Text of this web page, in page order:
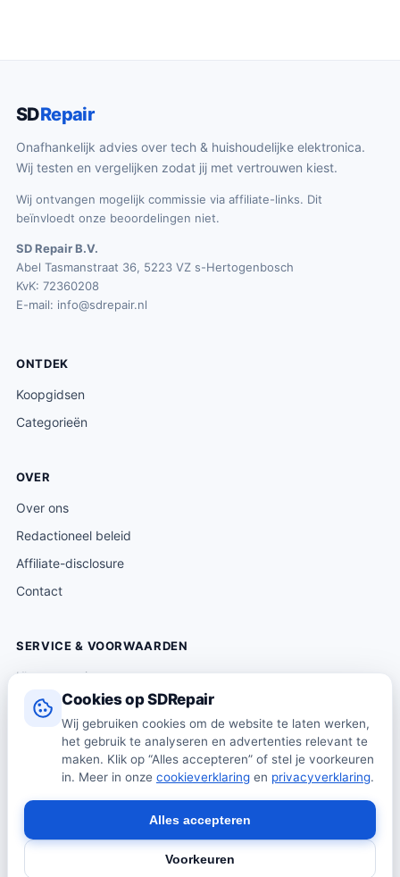
Cookies op SDRepair
Wij gebruiken cookies om de website te laten werken,
het gebruik te analyseren en advertenties relevant te
maken. Klik op “Alles accepteren” of stel je voorkeuren
in. Meer in onze cookieverklaring en privacyverklaring.
Voorkeuren
Alles accepteren
SDRepair
Onafhankelijk advies over tech & huishoudelijke elektronica.
Wij testen en vergelijken zodat jij met vertrouwen kiest.
Wij ontvangen mogelijk commissie via affiliate-links. Dit
beïnvloedt onze beoordelingen niet.
SD Repair B.V.
Abel Tasmanstraat 36, 5223 VZ s-Hertogenbosch
KvK: 72360208
E-mail: info@sdrepair.nl
ONTDEK
Koopgidsen
Categorieën
OVER
Over ons
Redactioneel beleid
Affiliate-disclosure
Contact
SERVICE & VOORWAARDEN
Klantenservice
Verzending & levering
Retourneren
Algemene voorwaarden